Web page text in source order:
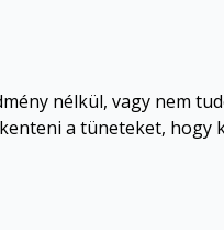
nélkül, vagy nem
a tüneteket, hogy